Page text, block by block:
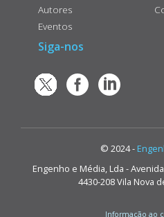
Autores
Eventos
Siga-nos
© 2024 -
Engenho e Média, Lda -
4430-208 Vila Nova
Informação ao